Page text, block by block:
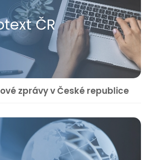
ČR
zprávy v České republice